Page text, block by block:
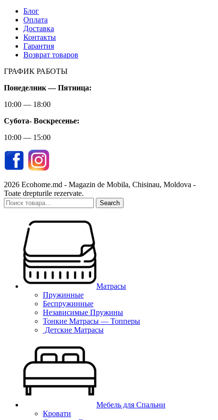
Блог
Оплата
Доставка
Контакты
Гарантия
Возврат товаров
ГРАФИК РАБОТЫ
Понеделник — Пятница:
10:00 — 18:00
Субота- Воскресенье:
10:00 — 15:00
2026 Ecohome.md - Magazin de Mobila, Chisinau, Moldova -
Toate drepturile rezervate.
Search
Матрасы
Пружинные
Беспружинные
Независимые Пружины
Тонкие Матрасы — Топперы
Детские Матрасы
Мебель для Спальни
Кровати